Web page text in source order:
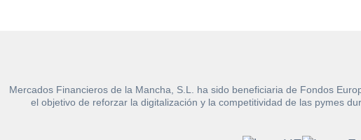
Mercados Financieros de la Mancha, S.L. ha sido beneficiaria de Fondos
el objetivo de reforzar la digitalización y la competitividad de las pymes